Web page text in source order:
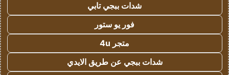
شدات ببجي تابي
فور يو ستور
متجر 4u
شدات ببجي عن طريق الايدي